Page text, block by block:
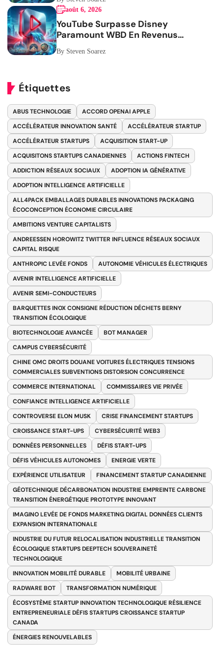
août 6, 2026
YouTube Surpasse Disney
Paramount WBD En Revenus
Publicitaires
By Steven Soarez
Étiquettes
ABUS TECHNOLOGIE
ACCORD OPENAI APPLE
ACCÉLÉRATEUR INNOVATION SANTÉ
ACCÉLÉRATEUR STARTUP
ACCÉLÉRATEUR STARTUPS
ACQUISITION START-UP
ACQUISITONS STARTUPS CANADIENNES
ACTIONS FINTECH
ADDICTION RÉSEAUX SOCIAUX
ADOPTION IA GÉNÉRATIVE
ADOPTION INTELLIGENCE ARTIFICIELLE
ALL4PACK EMBALLAGES DURABLES INNOVATIONS PACKAGING
ÉCOCONCEPTION ÉCONOMIE CIRCULAIRE
AMBITIONS VENTURE CAPITALISTS
ANDREESSEN HOROWITZ TWITTER INFLUENCE RÉSEAUX SOCIAUX
CAPITAL RISQUE
ANTHROPIC LEVÉE FONDS
AUTONOMIE VÉHICULES ÉLECTRIQUES
AVENIR INTELLIGENCE ARTIFICIELLE
AVENIR SEMI-CONDUCTEURS
BARQUETTES INOX CONSIGNE RÉDUCTION DÉCHETS BERNY
TRANSITION ÉCOLOGIQUE
BIOTECHNOLOGIE AVANCÉE
BOT MANAGER
CAMPUS CYBERSÉCURITÉ
CHINE OMC DROITS DOUANE VOITURES ÉLECTRIQUES TENSIONS
COMMERCIALES SUBVENTIONS DISTORSION CONCURRENCE
COMMERCE INTERNATIONAL
COMMISSAIRES VIE PRIVÉE
CONFIANCE INTELLIGENCE ARTIFICIELLE
CONTROVERSE ELON MUSK
CRISE FINANCEMENT STARTUPS
CROISSANCE START-UPS
CYBERSÉCURITÉ WEB3
DONNÉES PERSONNELLES
DÉFIS START-UPS
DÉFIS VÉHICULES AUTONOMES
ENERGIE VERTE
EXPÉRIENCE UTILISATEUR
FINANCEMENT STARTUP CANADIENNE
GÉOTECHNIQUE DÉCARBONATION INDUSTRIE EMPREINTE CARBONE
TRANSITION ÉNERGÉTIQUE PROTOTYPE INNOVANT
IMAGINO LEVÉE DE FONDS MARKETING DIGITAL DONNÉES CLIENTS
EXPANSION INTERNATIONALE
INDUSTRIE DU FUTUR RELOCALISATION INDUSTRIELLE TRANSITION
ÉCOLOGIQUE STARTUPS DEEPTECH SOUVERAINETÉ
TECHNOLOGIQUE
INNOVATION MOBILITÉ DURABLE
MOBILITÉ URBAINE
RADWARE BOT
TRANSFORMATION NUMÉRIQUE
ÉCOSYSTÈME STARTUP INNOVATION TECHNOLOGIQUE RÉSILIENCE
ENTREPRENEURIALE DÉFIS STARTUPS CROISSANCE STARTUP
CANADA
ÉNERGIES RENOUVELABLES